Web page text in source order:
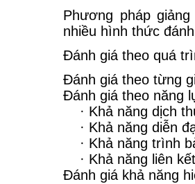
Phương pháp
nhiều hình thức
Đánh giá theo quá
Đánh giá theo từng
Đánh giá theo năng
· Khả năng dịch
· Khả năng diễn
· Khả năng trình
· Khả năng liên
Đánh giá khả năng